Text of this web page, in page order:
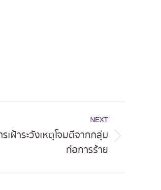
NEXT
ฝ้าระวังเหตุโจมตีจากกลุ่ม
ก่อการร้าย